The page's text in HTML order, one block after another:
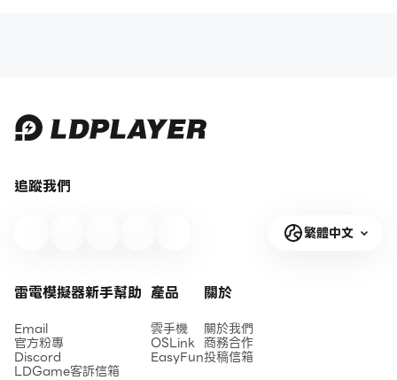
追蹤我們
繁體中文
雷電模擬器新手幫助
Email
官方粉專
Discord
LDGame客訴信箱
產品
雲手機
OSLink
EasyFun
關於
關於我們
商務合作
投稿信箱